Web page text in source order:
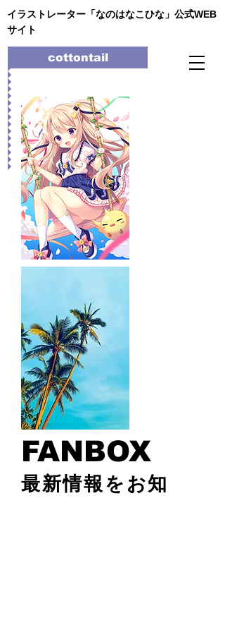
cottontail
イラストレーター「なのはなこひな」公式WEB
サイト
FANBOX
最新情報をお知